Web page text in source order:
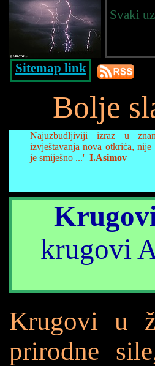
Svaki
Sitemap link
Bolje
Najuzbudljiviji izraz u
izvještavanja nova otkrića,
je smiješno ...' I.Asimov
krugovi
Krugovi u
prirodne